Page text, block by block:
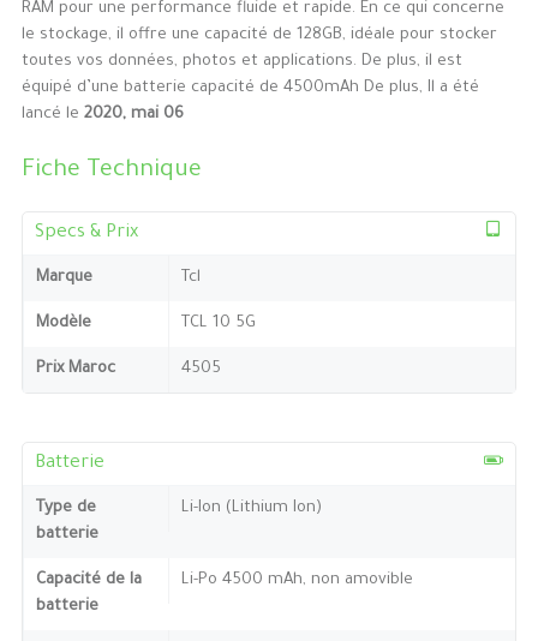
RAM pour une performance fluide et rapide. En ce qui concerne
le stockage, il offre une capacité de 128GB, idéale pour stocker
toutes vos données, photos et applications. De plus, il est
équipé d’une batterie capacité de 4500mAh De plus, Il a été
lancé le 2020, mai 06
Fiche Technique
Specs & Prix
Marque Tcl
Modèle TCL 10 5G
Prix Maroc 4505
Batterie
Type de
batterie
Li-Ion (Lithium Ion)
Capacité de la
batterie
Li-Po 4500 mAh, non amovible